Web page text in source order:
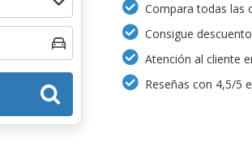
Compara todas las
Consigue
Atención al cliente
Reseñas con 4,5/5